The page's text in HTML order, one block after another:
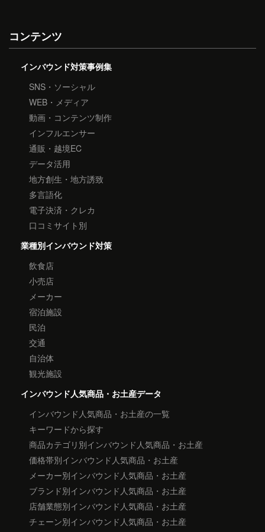
コンテンツ
インバウンド対策事例集
SNS・ソーシャル
WEB・メディア
動画・コンテンツ制作
インフルエンサー
通販・越境EC
データ活用
地方創生・地方誘致
多言語化
電子決済・クレカ
口コミサイト別
業種別インバウンド対策
飲食店
小売店
メーカー
宿泊施設
民泊
交通
自治体
観光施設
インバウンド人気商品・お土産データ
インバウンド人気商品・お土産の一覧
キーワードから探す
商品カテゴリ別インバウンド人気商品・お土産
価格帯別インバウンド人気商品・お土産
メーカー別インバウンド人気商品・お土産
ブランド別インバウンド人気商品・お土産
店舗業態別インバウンド人気商品・お土産
チェーン別インバウンド人気商品・お土産